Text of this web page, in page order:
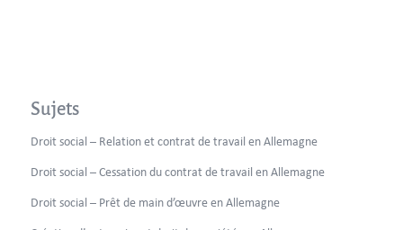
Sujets
Droit social – Relation et contrat de travail en Allemagne
Droit social – Cessation du contrat de travail en Allemagne
Droit social – Prêt de main d’œuvre en Allemagne